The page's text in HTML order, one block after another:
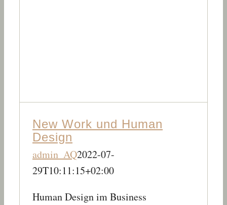
New Work und Human
Design
admin_AQ2022-07-
29T10:11:15+02:00
Human Design im Business